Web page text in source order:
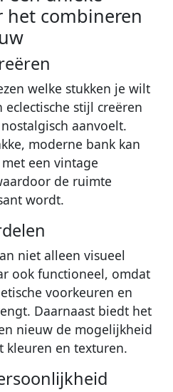
combineren
welke stukken je wilt
stijl creëren
aanvoelt.
moderne bank kan
een vintage
de ruimte
wordt.
niet alleen visueel
ook functioneel, omdat
voorkeuren en
Daarnaast biedt het
nieuw de mogelijkheid
kleuren en texturen.